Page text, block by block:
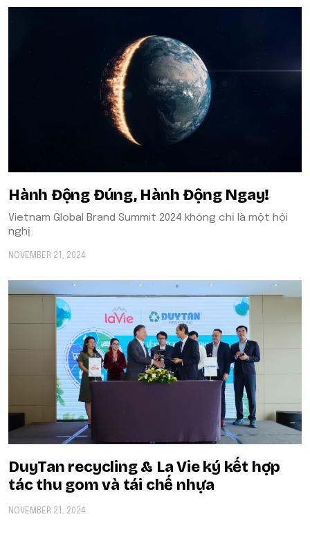
Hành Động Đúng, Hành Động Ngay!
Vietnam Global Brand Summit 2024 không chỉ là một hội
nghị
NOVEMBER 21, 2024
DuyTan recycling & La Vie ký kết hợp
tác thu gom và tái chế nhựa
NOVEMBER 21, 2024